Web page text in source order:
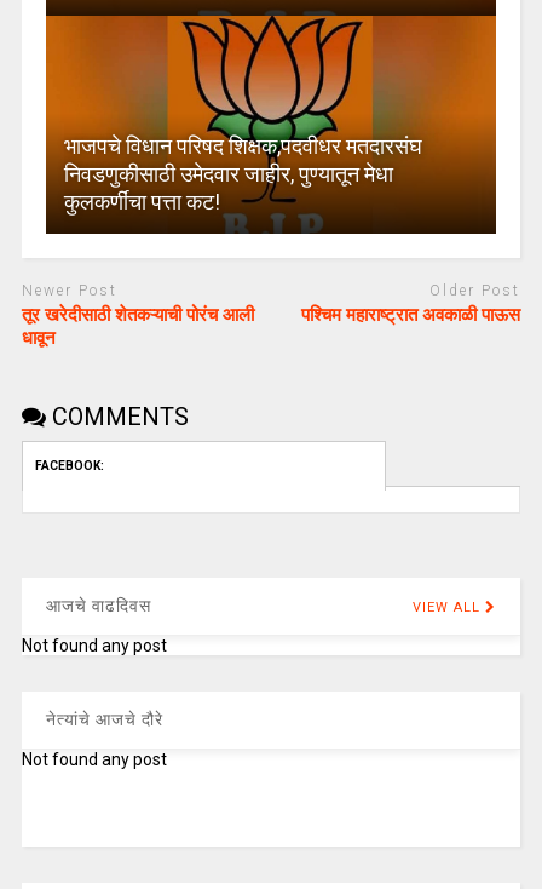
भाजपचे विधान परिषद शिक्षक,पदवीधर मतदारसंघ
निवडणुकीसाठी उमेदवार जाहीर, पुण्यातून मेधा
कुलकर्णींचा पत्ता कट!
Newer Post
तूर खरेदीसाठी शेतकऱ्याची पोरंच आली
धावून
Older Post
पश्चिम महाराष्ट्रात अवकाळी पाऊस
COMMENTS
FACEBOOK:
आजचे वाढदिवस VIEW ALL
Not found any post
नेत्यांचे आजचे दौरे
Not found any post